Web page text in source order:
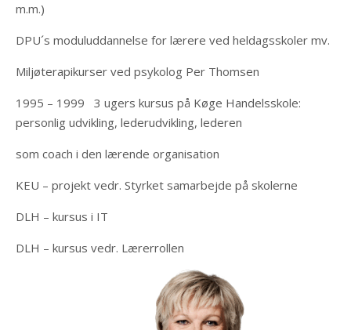
m.m.)
DPU´s moduluddannelse for lærere ved heldagsskoler mv.
Miljøterapikurser ved psykolog Per Thomsen
1995 – 1999 3 ugers kursus på Køge Handelsskole:
personlig udvikling, lederudvikling, lederen
som coach i den lærende organisation
KEU – projekt vedr. Styrket samarbejde på skolerne
DLH – kursus i IT
DLH – kursus vedr. Lærerrollen